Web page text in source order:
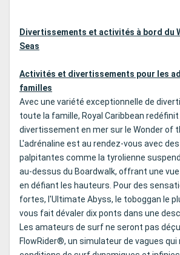
Divertissements et activités à bord du
Seas
Activités et divertissements pour les
familles
Avec une variété exceptionnelle de
toute la famille, Royal Caribbean
divertissement en mer sur le Wonder of
L'adrénaline est au rendez-vous avec
palpitantes comme la tyrolienne
au-dessus du Boardwalk, offrant une
en défiant les hauteurs. Pour des
fortes, l'Ultimate Abyss, le toboggan le
vous fait dévaler dix ponts dans une
Les amateurs de surf ne seront pas
FlowRider®, un simulateur de vagues qui